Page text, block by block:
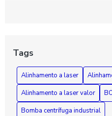
Funcionamento e Manutenção
Como Diagnosticar e Reparar
e Eficiência
Tags
Alinhamento a laser
Alinhamento a laser valor
Bomba centrífuga industrial